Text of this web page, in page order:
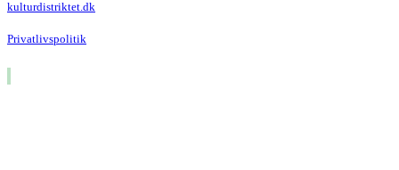
kulturdistriktet.dk
Privatlivspolitik